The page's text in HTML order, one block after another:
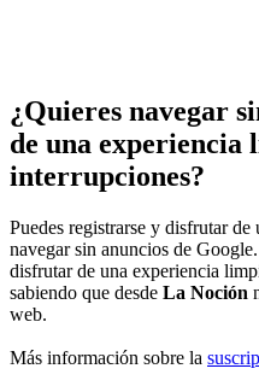
¿Quieres navegar
de una experiencia
interrupciones?
Puedes registrarse y disfrutar de
navegar sin anuncios de
disfrutar de una experiencia
sabiendo que desde La Noción
web.
Más información sobre la